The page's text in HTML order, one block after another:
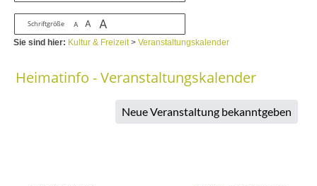
Schriftgröße A A A
Sie sind hier: Kultur & Freizeit>Veranstaltungskalender
Heimatinfo - Veranstaltungskalender